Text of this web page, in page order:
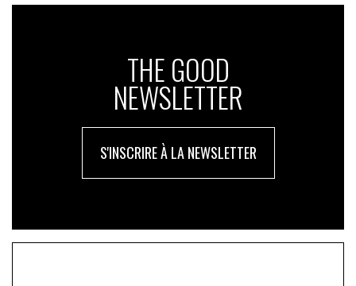
THE GOOD
NEWSLETTER
S'INSCRIRE À LA NEWSLETTER